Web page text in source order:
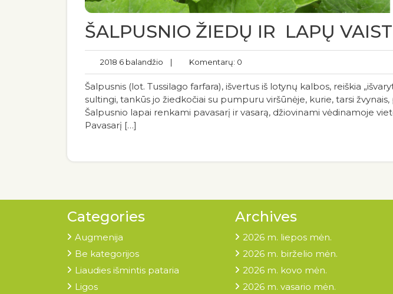
ŠALPUSNIO ŽIEDŲ IR LAPŲ
2018 6 balandžio | Komentarų: 0
Šalpusnis (lot. Tussilago farfara), išvertus iš lotynų kalbos, reiškia
sultingi, tankūs jo žiedkočiai su pumpuru viršūnėje, kurie, tarsi
Šalpusnio lapai renkami pavasarį ir vasarą, džiovinami vėdinamoje
Pavasarį […]
Categories
Augmenija
Be kategorijos
Liaudies išmintis pataria
Ligos
Archives
2026 m. liepos mėn.
2026 m. birželio mėn.
2026 m. kovo mėn.
2026 m. vasario mėn.